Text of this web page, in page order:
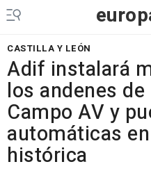
CASTILLA Y LEÓN
Adif instalará
los andenes
Campo AV y
automáticas
histórica